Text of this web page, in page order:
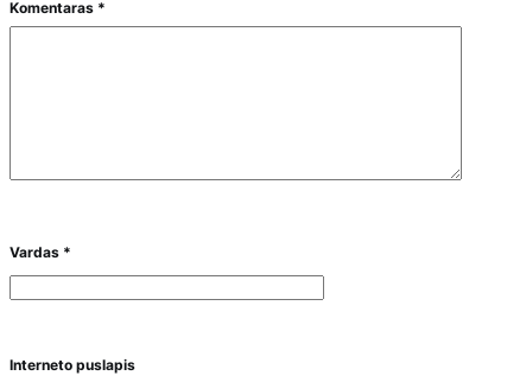
Komentaras *
Vardas *
Interneto puslapis